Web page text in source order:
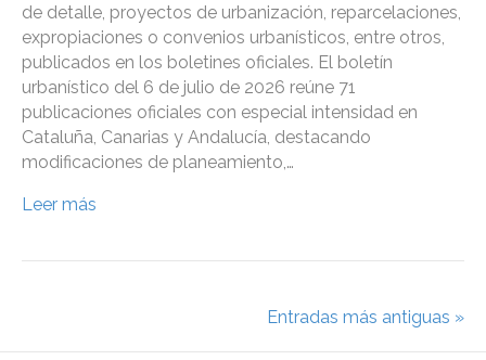
de detalle, proyectos de urbanización, reparcelaciones,
expropiaciones o convenios urbanísticos, entre otros,
publicados en los boletines oficiales. El boletín
urbanístico del 6 de julio de 2026 reúne 71
publicaciones oficiales con especial intensidad en
Cataluña, Canarias y Andalucía, destacando
modificaciones de planeamiento,…
Leer más
Entradas más antiguas »